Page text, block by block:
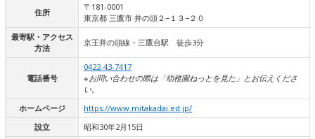
住所
〒181-0001
東京都 三鷹市 井の頭２−１３−２０
最寄駅・アクセス
方法
京王井の頭線・三鷹台駅 徒歩3分
電話番号
0422-43-7417
※お問い合わせの際は「幼稚園ねっとを見た」とお伝えくださ
い。
ホームページ
https://www.mitakadai.ed.jp/
設立
昭和30年2月15日